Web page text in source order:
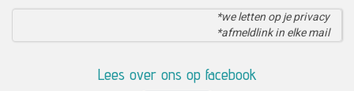
*we letten op je privacy
*afmeldlink in elke mail
Lees over ons op facebook